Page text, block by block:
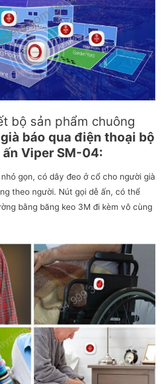
bộ sản phẩm chuông
báo qua điện thoại bộ
Viper SM-04:
gọn, có dây đeo ở cổ cho người già
theo người. Nút gọi dễ ấn, có thể
bằng băng keo 3M đi kèm vô cùng